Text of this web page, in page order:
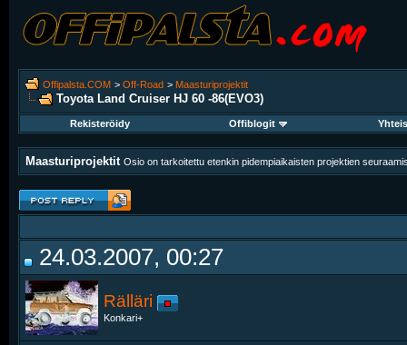
Offipalsta.COM > Off-Road > Maasturiprojektit
Toyota Land Cruiser HJ 60 -86(EVO3)
Rekisteröidy Offiblogit
Maasturiprojektit Osio on tarkoitettu etenkin pidempiaikaisten projektien
24.03.2007, 00:27
Rälläri
Konkari+